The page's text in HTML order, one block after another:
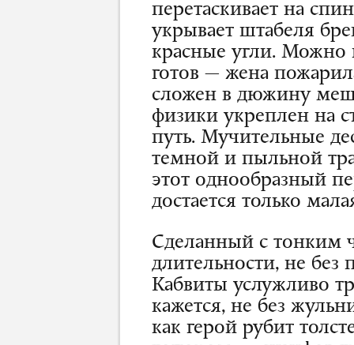
перетаскивает на
укрывает штабеля
красные угли. Можно
готов — жена
сложен в дюжину
физики укреплен на
путь. Мучительные
темной и пыльной
этот однообразный
достается только
Сделанный с тонким
длительности, не без
Кабвиты услужливо
кажется, не без
как герой рубит